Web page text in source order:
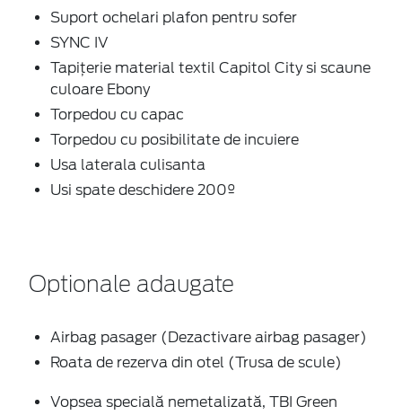
Suport ochelari plafon pentru sofer
SYNC IV
Tapițerie material textil Capitol City si scaune
culoare Ebony
Torpedou cu capac
Torpedou cu posibilitate de incuiere
Usa laterala culisanta
Usi spate deschidere 200º
Optionale adaugate
Airbag pasager (Dezactivare airbag pasager)
Roata de rezerva din otel (Trusa de scule)
Vopsea specială nemetalizată, TBI Green